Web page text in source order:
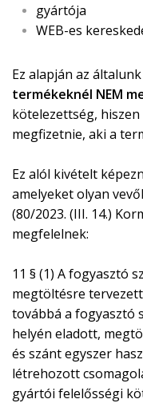
gyártója
WEB-es
Ez alapján az
termékeknél NEM
kötelezettség, hiszen
megfizetnie, aki a
Ez alól kivételt
amelyeket olyan
(80/2023. (III. 14.)
megfelelnek:
11 § (1) A fogyasztó
megtöltésre
továbbá a fogyasztó
helyén eladott,
és szánt egyszer
létrehozott
gyártói felelősségi